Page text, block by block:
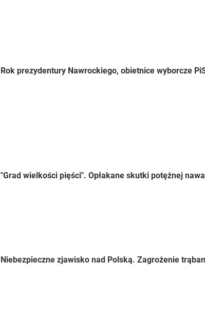
Rok prezydentury Nawrockiego, obietnice wyborcze PiS
"Grad wielkości pięści". Opłakane skutki potężnej
Niebezpieczne zjawisko nad Polską. Zagrożenie